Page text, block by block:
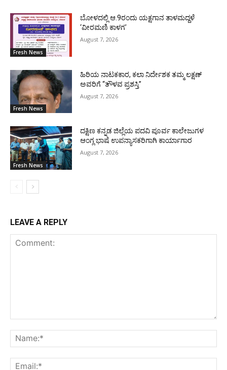
Fresh News
ಬೋಳದಲ್ಲಿ ಆ.9ರಂದು ಯಕ್ಷಗಾನ ತಾಳಮದ್ದಳೆ
‘ವೀರಮಣಿ ಕಾಳಗ’
August 7, 2026
Fresh News
ಹಿರಿಯ ನಾಟಕಕಾರ, ಕಲಾ ನಿರ್ದೇಶಕ ತಮ್ಮ ಲಕ್ಷಣ್
ಅವರಿಗೆ “ತೌಳವ ಪ್ರಶಸ್ತಿ”
August 7, 2026
Fresh News
ದಕ್ಷಿಣ ಕನ್ನಡ ಜಿಲ್ಲೆಯ ಪದವಿ ಪೂರ್ವ ಕಾಲೇಜುಗಳ
ಆಂಗ್ಲ ಭಾಷೆ ಉಪನ್ಯಾಸಕರಿಗಾಗಿ ಕಾರ್ಯಾಗಾರ
August 7, 2026
LEAVE A REPLY